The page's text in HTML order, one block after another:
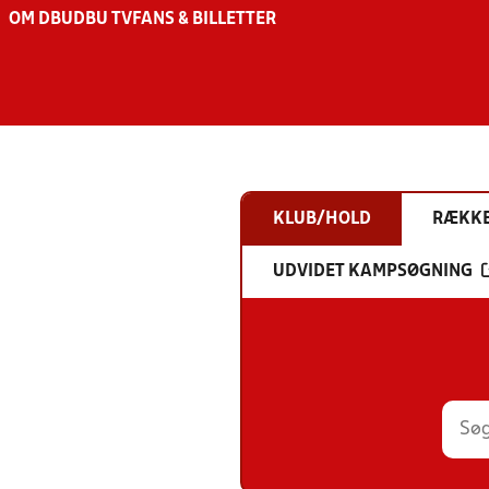
OM DBU DBU TV FANS & BILLETTER
KLUB/HOLD
UDVIDET KAMPSØGNING